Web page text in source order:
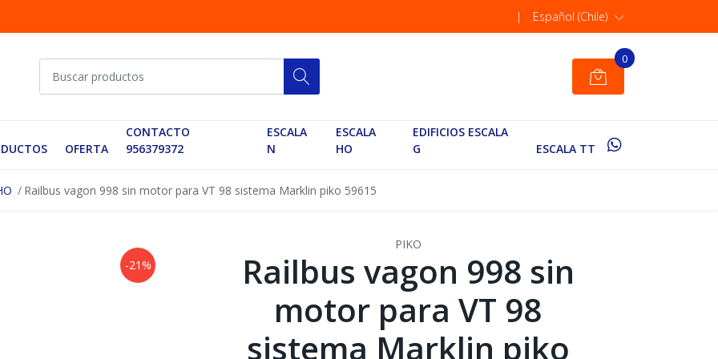
| Español (Chile)
0
OFERTA
CONTACTO
956379372
ESCALA
N
ESCALA
HO
EDIFICIOS ESCALA
G
ESCALA TT
Railbus vagon 998 sin motor para VT 98 sistema Marklin piko 59615
-21%
PIKO
Railbus vagon 998 sin
motor para VT 98
sistema Marklin piko